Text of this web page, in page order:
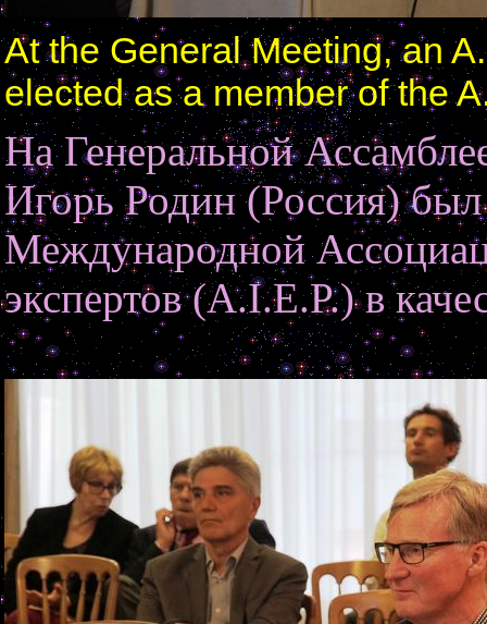
At the General Meeting, an
elected as a member of the
На Генеральной
Игорь Родин (Россия) был
Международной
экспертов (A.I.E.P.) в